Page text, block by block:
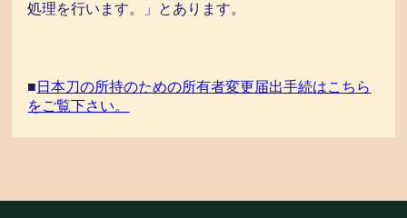
処理を行います。」とあります。
■ 日本刀の所持のための所有者変更届出手続はこちら
をご覧下さい。